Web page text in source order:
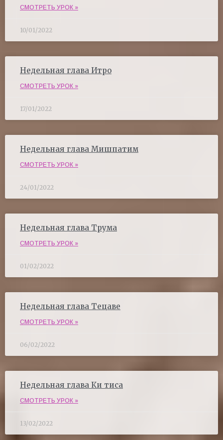
СМОТРЕТЬ УРОК »
10/01/2022
Недельная глава Итро
СМОТРЕТЬ УРОК »
17/01/2022
Недельная глава Мишпатим
СМОТРЕТЬ УРОК »
24/01/2022
Недельная глава Трума
СМОТРЕТЬ УРОК »
01/02/2022
Недельная глава Тецаве
СМОТРЕТЬ УРОК »
06/02/2022
Недельная глава Ки тиса
СМОТРЕТЬ УРОК »
13/02/2022